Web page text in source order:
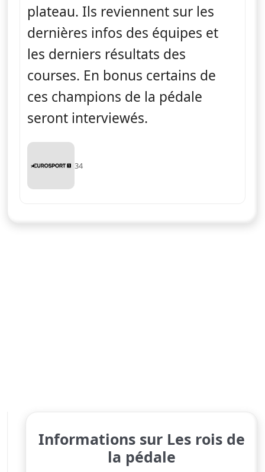
plateau. Ils reviennent sur les
dernières infos des équipes et
les derniers résultats des
courses. En bonus certains de
ces champions de la pédale
seront interviewés.
34
Informations sur Les rois de
la pédale